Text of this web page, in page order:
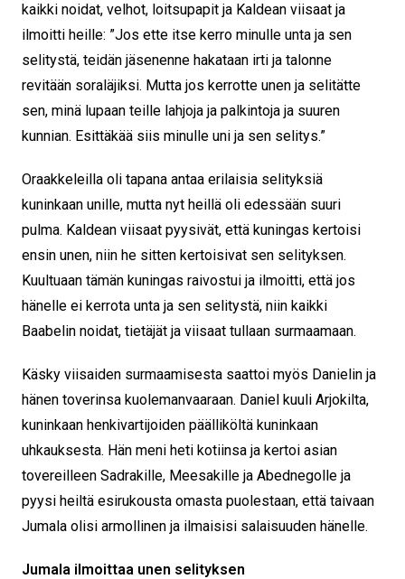
kaikki noidat, velhot, loitsupapit ja Kaldean viisaat ja
ilmoitti heille: ”Jos ette itse kerro minulle unta ja sen
selitystä, teidän jäsenenne hakataan irti ja talonne
revitään soraläjiksi. Mutta jos kerrotte unen ja selitätte
sen, minä lupaan teille lahjoja ja palkintoja ja suuren
kunnian. Esittäkää siis minulle uni ja sen selitys.”
Oraakkeleilla oli tapana antaa erilaisia selityksiä
kuninkaan unille, mutta nyt heillä oli edessään suuri
pulma. Kaldean viisaat pyysivät, että kuningas kertoisi
ensin unen, niin he sitten kertoisivat sen selityksen.
Kuultuaan tämän kuningas raivostui ja ilmoitti, että jos
hänelle ei kerrota unta ja sen selitystä, niin kaikki
Baabelin noidat, tietäjät ja viisaat tullaan surmaamaan.
Käsky viisaiden surmaamisesta saattoi myös Danielin ja
hänen toverinsa kuolemanvaaraan. Daniel kuuli Arjokilta,
kuninkaan henkivartijoiden päälliköltä kuninkaan
uhkauksesta. Hän meni heti kotiinsa ja kertoi asian
tovereilleen Sadrakille, Meesakille ja Abednegolle ja
pyysi heiltä esirukousta omasta puolestaan, että taivaan
Jumala olisi armollinen ja ilmaisisi salaisuuden hänelle.
Jumala ilmoittaa unen selityksen